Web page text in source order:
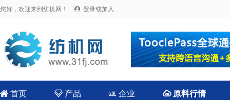
您好，欢迎来到纺机网！  登录或加入
 首页 产品  企业 原料行情